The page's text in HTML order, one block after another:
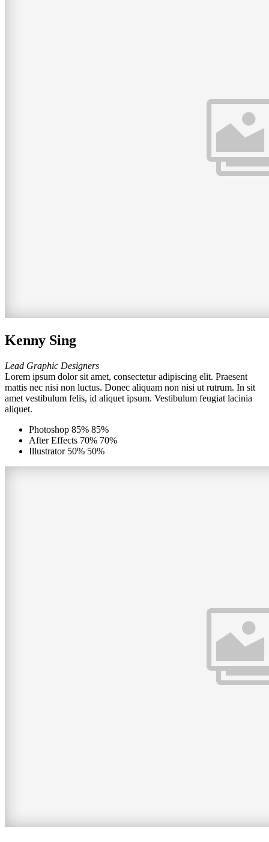
Kenny Sing
Lead Graphic Designers
Lorem ipsum dolor sit amet, consectetur adipiscing elit. Praesent
mattis nec nisi non luctus. Donec aliquam non nisi ut rutrum. In sit
amet vestibulum felis, id aliquet ipsum. Vestibulum feugiat lacinia
aliquet.
Photoshop 85% 85%
After Effects 70% 70%
Illustrator 50% 50%